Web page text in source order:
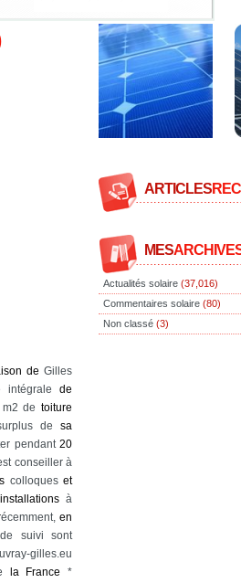
de Gilles
intégrale de
m2 detoiture
de sa
pendant20
conseiller à
colloqueset
installationsà
écemment,en
suivi sont
gilles.eu
la France
*
ARTICLES
MES
Actualités solaire (37,016)
Commentaires solaire (80)
Non classé (3)